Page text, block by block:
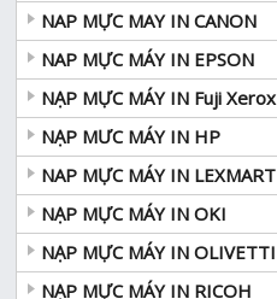
NAP MỰC MAY IN CANON
NAP MỰC MÁY IN EPSON
NẠP MỰC MÁY IN Fuji Xerox
NẠP MƯC MÁY IN HP
NAP MỰC MÁY IN LEXMART
NẠP MỰC MÁY IN OKI
NẠP MỰC MÁY IN OLIVETTI
NẠP MỰC MÁY IN RICOH